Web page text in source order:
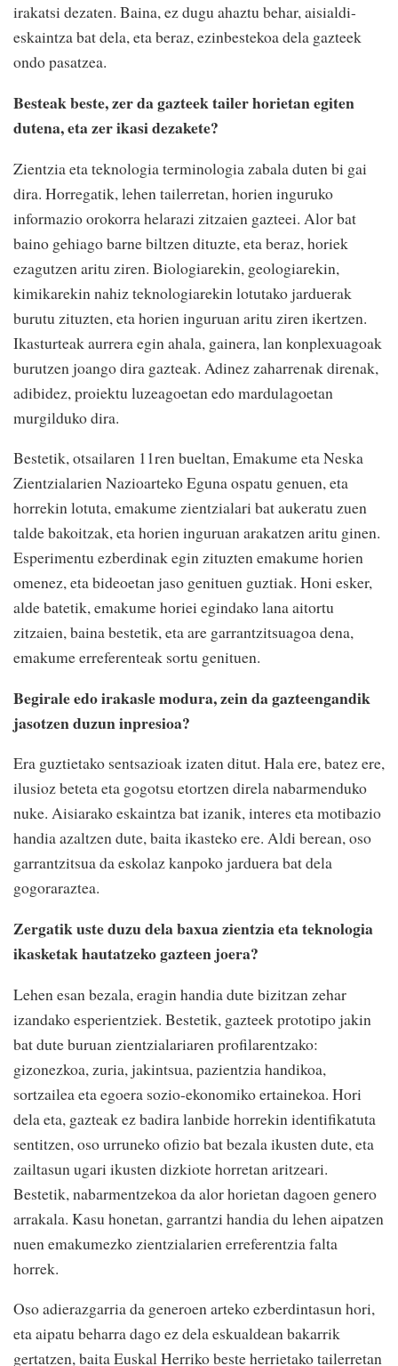
irakatsi dezaten. Baina, ez dugu ahaztu behar, aisialdi-
eskaintza bat dela, eta beraz, ezinbestekoa dela gazteek
ondo pasatzea.
Besteak beste, zer da gazteek tailer horietan egiten
dutena, eta zer ikasi dezakete?
Zientzia eta teknologia terminologia zabala duten bi gai
dira. Horregatik, lehen tailerretan, horien inguruko
informazio orokorra helarazi zitzaien gazteei. Alor bat
baino gehiago barne biltzen dituzte, eta beraz, horiek
ezagutzen aritu ziren. Biologiarekin, geologiarekin,
kimikarekin nahiz teknologiarekin lotutako jarduerak
burutu zituzten, eta horien inguruan aritu ziren ikertzen.
Ikasturteak aurrera egin ahala, gainera, lan konplexuagoak
burutzen joango dira gazteak. Adinez zaharrenak direnak,
adibidez, proiektu luzeagoetan edo mardulagoetan
murgilduko dira.
Bestetik, otsailaren 11ren bueltan, Emakume eta Neska
Zientzialarien Nazioarteko Eguna ospatu genuen, eta
horrekin lotuta, emakume zientzialari bat aukeratu zuen
talde bakoitzak, eta horien inguruan arakatzen aritu ginen.
Esperimentu ezberdinak egin zituzten emakume horien
omenez, eta bideoetan jaso genituen guztiak. Honi esker,
alde batetik, emakume horiei egindako lana aitortu
zitzaien, baina bestetik, eta are garrantzitsuagoa dena,
emakume erreferenteak sortu genituen.
Begirale edo irakasle modura, zein da gazteengandik
jasotzen duzun inpresioa?
Era guztietako sentsazioak izaten ditut. Hala ere, batez ere,
ilusioz beteta eta gogotsu etortzen direla nabarmenduko
nuke. Aisiarako eskaintza bat izanik, interes eta motibazio
handia azaltzen dute, baita ikasteko ere. Aldi berean, oso
garrantzitsua da eskolaz kanpoko jarduera bat dela
gogoraraztea.
Zergatik uste duzu dela baxua zientzia eta teknologia
ikasketak hautatzeko gazteen joera?
Lehen esan bezala, eragin handia dute bizitzan zehar
izandako esperientziek. Bestetik, gazteek prototipo jakin
bat dute buruan zientzialariaren profilarentzako:
gizonezkoa, zuria, jakintsua, pazientzia handikoa,
sortzailea eta egoera sozio-ekonomiko ertainekoa. Hori
dela eta, gazteak ez badira lanbide horrekin identifikatuta
sentitzen, oso urruneko ofizio bat bezala ikusten dute, eta
zailtasun ugari ikusten dizkiote horretan aritzeari.
Bestetik, nabarmentzekoa da alor horietan dagoen genero
arrakala. Kasu honetan, garrantzi handia du lehen aipatzen
nuen emakumezko zientzialarien erreferentzia falta
horrek.
Oso adierazgarria da generoen arteko ezberdintasun hori,
eta aipatu beharra dago ez dela eskualdean bakarrik
gertatzen, baita Euskal Herriko beste herrietako tailerretan